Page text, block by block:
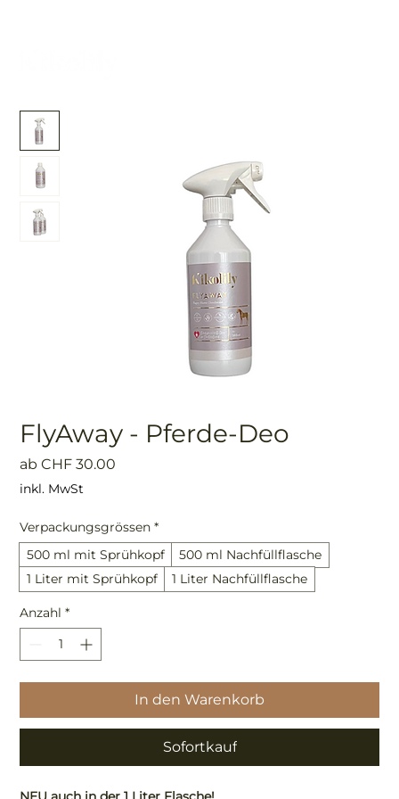
FlyAway - Pferde-Deo
abCHF 30.00
inkl. MwSt
Verpackungsgrössen *
500 ml mit Sprühkopf
500 ml Nachfüllflasche
1 Liter mit Sprühkopf
1 Liter Nachfüllflasche
Anzahl *
In den Warenkorb
Sofortkauf